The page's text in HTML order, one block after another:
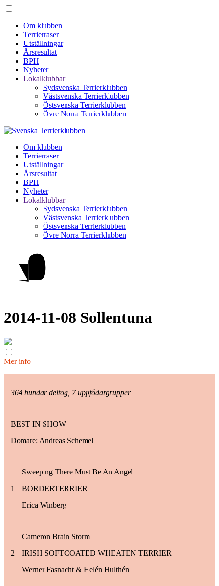
Om klubben
Terrierraser
Utställningar
Årsresultat
BPH
Nyheter
Lokalklubbar
Sydsvenska Terrierklubben
Västsvenska Terrierklubben
Östsvenska Terrierklubben
Övre Norra Terrierklubben
Om klubben
Terrierraser
Utställningar
Årsresultat
BPH
Nyheter
Lokalklubbar
Sydsvenska Terrierklubben
Västsvenska Terrierklubben
Östsvenska Terrierklubben
Övre Norra Terrierklubben
2014-11-08 Sollentuna
Mer info
364 hundar deltog, 7 uppfödargrupper
BEST IN SHOW
Domare: Andreas Schemel
1
Sweeping There Must Be An Angel
BORDERTERRIER
Erica Winberg
2
Cameron Brain Storm
IRISH SOFTCOATED WHEATEN TERRIER
Werner Fasnacht & Helén Hulthén